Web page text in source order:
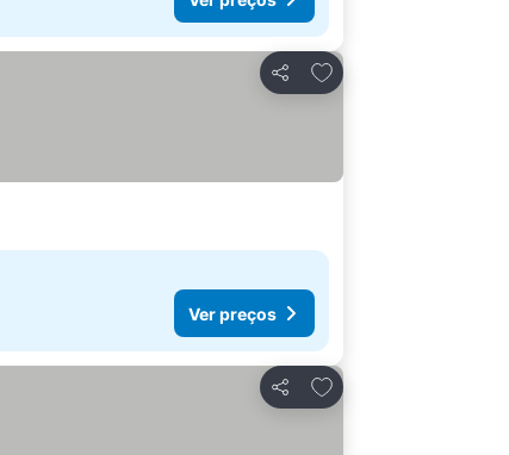
Partilhar
Adicionar aos favoritos
Ver preços
Partilhar
Adicionar aos favoritos